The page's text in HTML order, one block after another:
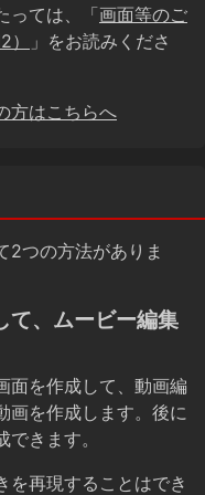
っては、「画面等のご
」をお読みくださ
方はこちらへ
2つの方法がありま
て、ムービー編集
面を作成して、動画編
画を作成します。後に
きます。
を再現することはでき